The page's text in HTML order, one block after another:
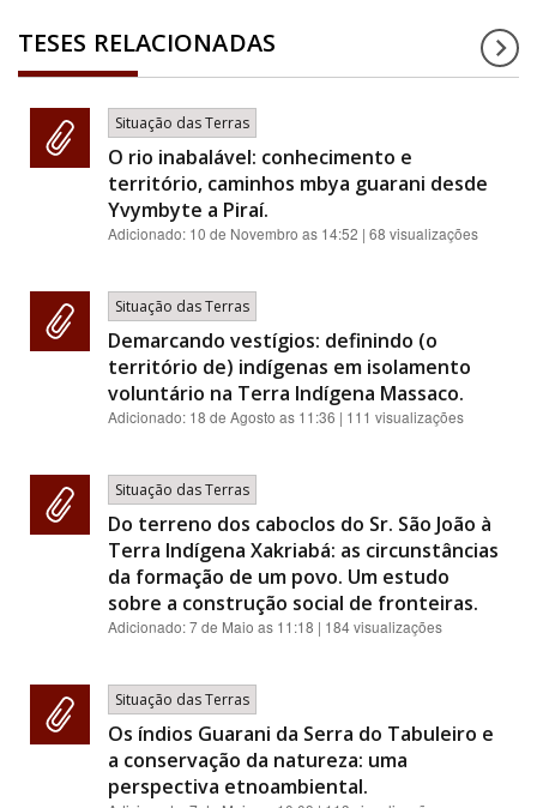
TESES RELACIONADAS
Situação das Terras
O rio inabalável: conhecimento e
território, caminhos mbya guarani desde
Yvymbyte a Piraí.
Adicionado: 10 de Novembro as 14:52 | 68 visualizações
Situação das Terras
Demarcando vestígios: definindo (o
território de) indígenas em isolamento
voluntário na Terra Indígena Massaco.
Adicionado: 18 de Agosto as 11:36 | 111 visualizações
Situação das Terras
Do terreno dos caboclos do Sr. São João à
Terra Indígena Xakriabá: as circunstâncias
da formação de um povo. Um estudo
sobre a construção social de fronteiras.
Adicionado:7 de Maio as 11:18 | 184 visualizações
Situação das Terras
Os índios Guarani da Serra do Tabuleiro e
a conservação da natureza: uma
perspectiva etnoambiental.